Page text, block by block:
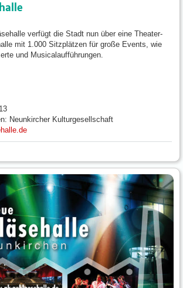
verfügt die Stadt nun über eine Theater-
mit 1.000 Sitzplätzen für große Events, wie
und Musicalaufführungen.
Neunkircher Kulturgesellschaft